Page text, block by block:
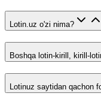
Lotin.uz o'zi nima?
Boshqa lotin-kirill, kirill-
Lotinuz saytidan qachon